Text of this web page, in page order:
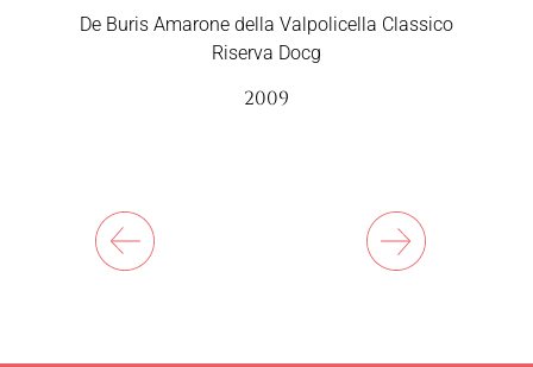
De Buris Amarone della Valpolicella Classico
Riserva Docg
2009
Previous Next